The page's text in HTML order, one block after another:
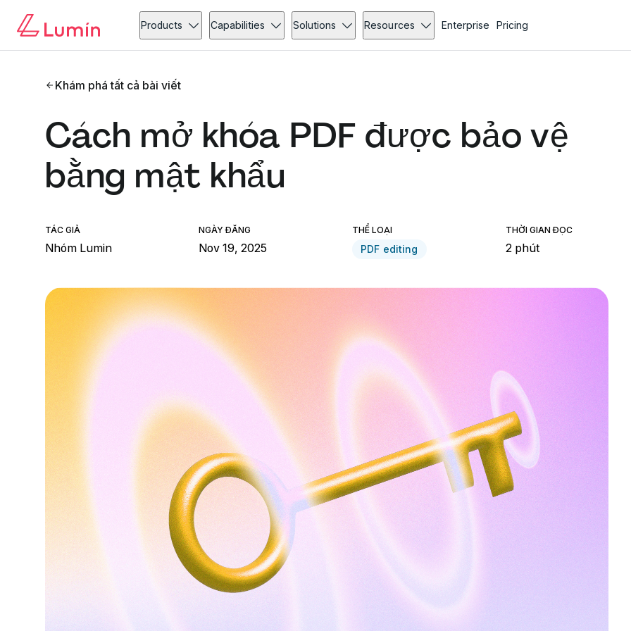
Products Capabilities Solutions Resources Enterprise Pricing
Khám phá tất cả bài viết
Cách mở khóa PDF được bảo vệ
bằng mật khẩu
TÁC GIẢ
Nhóm Lumin
NGÀY ĐĂNG
Nov 19, 2025
THỂ LOẠI
PDF editing
THỜI GIAN ĐỌC
2 phút